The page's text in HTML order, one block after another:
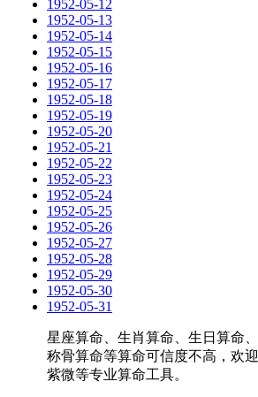
1952-05-12
1952-05-13
1952-05-14
1952-05-15
1952-05-16
1952-05-17
1952-05-18
1952-05-19
1952-05-20
1952-05-21
1952-05-22
1952-05-23
1952-05-24
1952-05-25
1952-05-26
1952-05-27
1952-05-28
1952-05-29
1952-05-30
1952-05-31
星座算命、生肖算命、生日算命、
称骨算命等算命可信度不高，欢
紫微等专业算命工具。